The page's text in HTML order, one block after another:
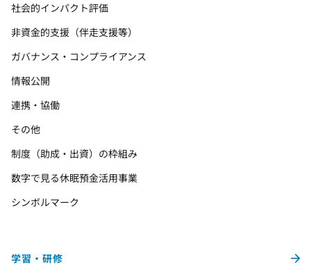
社会的インパクト評価
非資金的支援（伴走支援等）
ガバナンス・コンプライアンス
情報公開
連携・協働
その他
制度（助成・出資）の枠組み
数字で見る休眠預金活用事業
シンボルマーク
学習・研修